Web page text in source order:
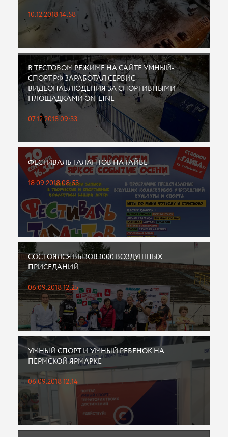
10.12.2018 14:58
В ТЕСТОВОМ РЕЖИМЕ НА САЙТЕ УМНЫЙ-
СПОРТ.РФ ЗАРАБОТАЛ СЕРВИС
ВИДЕОНАБЛЮДЕНИЯ ЗА СПОРТИВНЫМИ
ПЛОЩАДКАМИ ON-LINE
07.12.2018 09:33
ФЕСТИВАЛЬ ТАЛАНТОВ НА ГАЙВЕ
18.09.2018 08:53
СОСТОЯЛСЯ ВЫЗОВ 1000 ВОЗДУШНЫХ
ПРИСЕДАНИЙ
06.09.2018 12:25
УМНЫЙ СПОРТ И УМНЫЙ РЕБЕНОК НА
ПЕРМСКОЙ ЯРМАРКЕ
06.09.2018 12:14